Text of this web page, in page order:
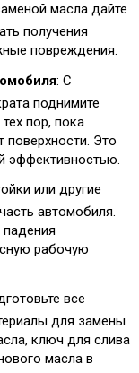
масла дайте
получения
повреждения.
: С
поднимите
пор, пока
поверхности. Это
эффективностью.
или другие
автомобиля.
рабочую
все
для замены
ключ для слива
масла в